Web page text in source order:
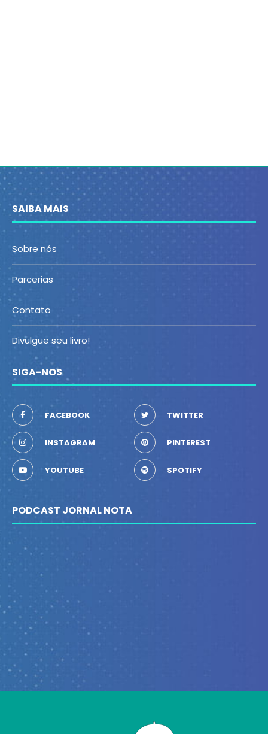
SAIBA MAIS
Sobre nós
Parcerias
Contato
Divulgue seu livro!
SIGA-NOS
FACEBOOK TWITTER
INSTAGRAM PINTEREST
YOUTUBE SPOTIFY
PODCAST JORNAL NOTA